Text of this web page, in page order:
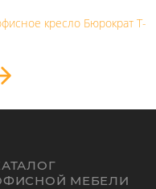
кресло Бюрократ T-
МЕБЕЛИ